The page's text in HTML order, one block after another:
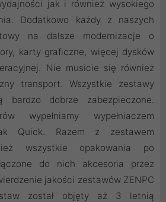
jak i również wysokiego
Dodatkowo każdy z naszych
na dalsze modernizacje o
karty graficzne, więcej dysków
Nie musicie się również
transport. Wszystkie zestawy
bardzo dobrze zabezpieczone.
wypełniamy wypełniaczem
Quick. Razem z zestawem
wszystkie opakowania po
do nich akcesoria przez
jakości zestawów ZENPC
został objęty aż 3 letnią